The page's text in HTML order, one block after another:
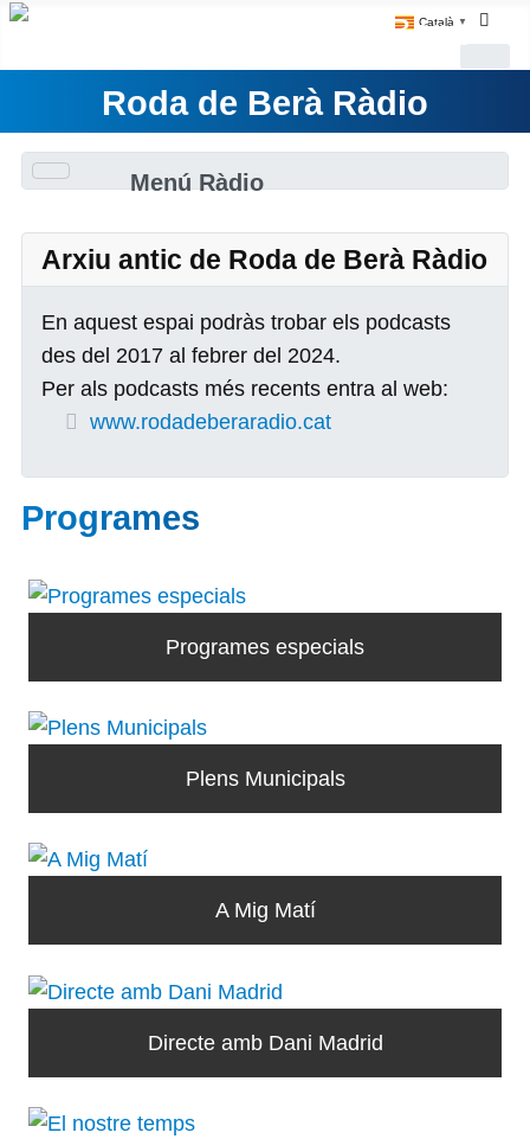
Català ▼
Roda de Berà Ràdio
Menú Ràdio
Arxiu antic de Roda de Berà Ràdio
En aquest espai podràs trobar els podcasts
des del 2017 al febrer del 2024.
Per als podcasts més recents entra al web:
www.rodadeberaradio.cat
Programes
Programes especials
Plens Municipals
A Mig Matí
Directe amb Dani Madrid